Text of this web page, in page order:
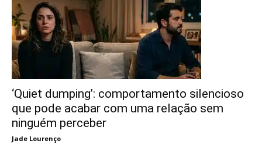
‘Quiet dumping’: comportamento silencioso
que pode acabar com uma relação sem
ninguém perceber
Jade Lourenço